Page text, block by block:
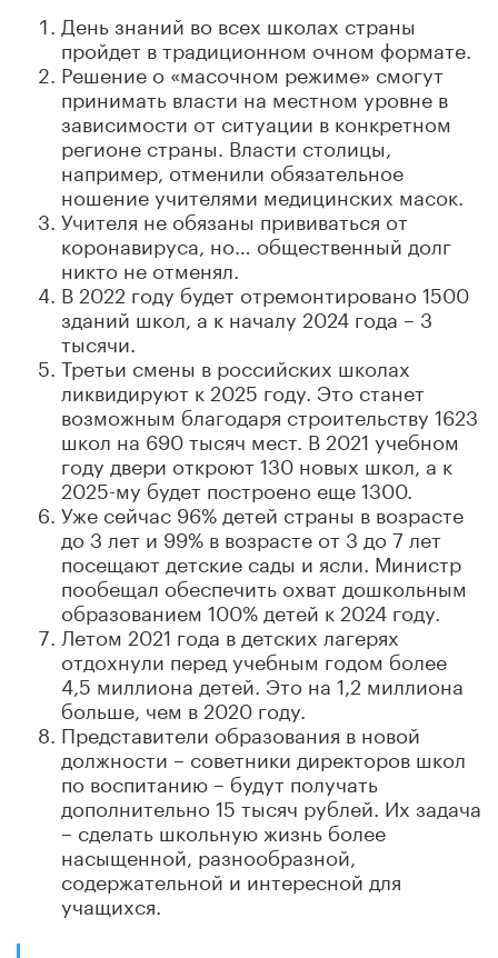
День знаний во всех школах страны
пройдет в традиционном очном формате.
Решение о «масочном режиме» смогут
принимать власти на местном уровне в
зависимости от ситуации в конкретном
регионе страны. Власти столицы,
например, отменили обязательное
ношение учителями медицинских масок.
Учителя не обязаны прививаться от
коронавируса, но… общественный долг
никто не отменял.
В 2022 году будет отремонтировано 1500
зданий школ, а к началу 2024 года – 3
тысячи.
Третьи смены в российских школах
ликвидируют к 2025 году. Это станет
возможным благодаря строительству 1623
школ на 690 тысяч мест. В 2021 учебном
году двери откроют 130 новых школ, а к
2025-му будет построено еще 1300.
Уже сейчас 96% детей страны в возрасте
до 3 лет и 99% в возрасте от 3 до 7 лет
посещают детские сады и ясли. Министр
пообещал обеспечить охват дошкольным
образованием 100% детей к 2024 году.
Летом 2021 года в детских лагерях
отдохнули перед учебным годом более
4,5 миллиона детей. Это на 1,2 миллиона
больше, чем в 2020 году.
Представители образования в новой
должности – советники директоров школ
по воспитанию – будут получать
дополнительно 15 тысяч рублей. Их задача
– сделать школьную жизнь более
насыщенной, разнообразной,
содержательной и интересной для
учащихся.